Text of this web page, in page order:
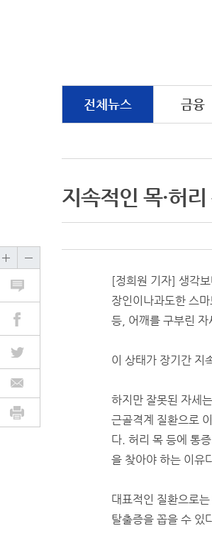
전체뉴스 금융
지속적인 목·허
[정희원 기자] 생각
장인이나과도한 스
등, 어깨를 구부린
이 상태가 장기간 지
하지만 잘못된 자세
근골격계 질환으로
다. 허리 목 등에 통
을 찾아야 하는 이유
대표적인 질환으로
탈출증을 꼽을 수 있